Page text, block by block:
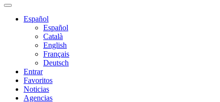
Español
Español
Català
English
Français
Deutsch
Entrar
Favoritos
Noticias
Agencias